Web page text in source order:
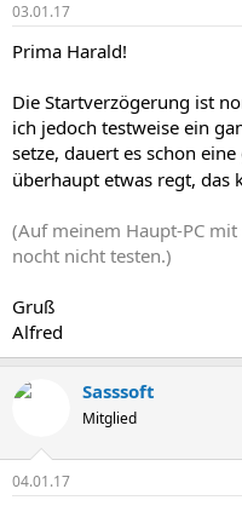
03.01.17
Prima Harald!
Die Startverzögerung ist
ich jedoch testweise ein
setze, dauert es schon
überhaupt etwas regt, das
(Auf meinem Haupt-PC
nocht nicht testen.)
Gruß
Alfred
Sasssoft
Mitglied
04.01.17